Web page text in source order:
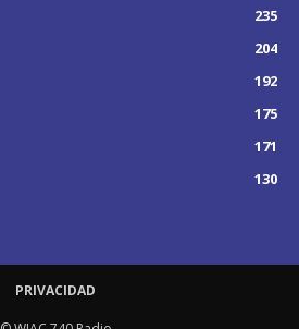
235
204
192
175
171
130
PRIVACIDAD